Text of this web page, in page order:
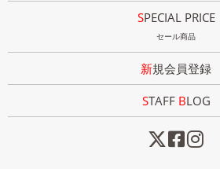
SPECIAL PRICE
セール商品
新規会員登録
STAFF BLOG